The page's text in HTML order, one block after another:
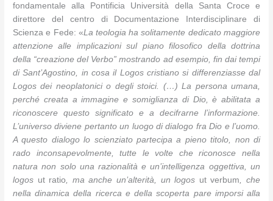
fondamentale alla Pontificia Università della Santa Croce e
direttore del centro di Documentazione Interdisciplinare di
Scienza e Fede: «La teologia ha solitamente dedicato maggiore
attenzione alle implicazioni sul piano filosofico della dottrina
della “creazione del Verbo” mostrando ad esempio, fin dai tempi
di Sant’Agostino, in cosa il Logos cristiano si differenziasse dal
Logos dei neoplatonici o degli stoici. (…) La persona umana,
perché creata a immagine e somiglianza di Dio, è abilitata a
riconoscere questo significato e a decifrarne l’informazione.
L’universo diviene pertanto un luogo di dialogo fra Dio e l’uomo.
A questo dialogo lo scienziato partecipa a pieno titolo, non di
rado inconsapevolmente, tutte le volte che riconosce nella
natura non solo una razionalità e un’intelligenza oggettiva, un
logos ut ratio , ma anche un’alterità, un logos ut verbum , che
nella dinamica della ricerca e della scoperta pare imporsi alla